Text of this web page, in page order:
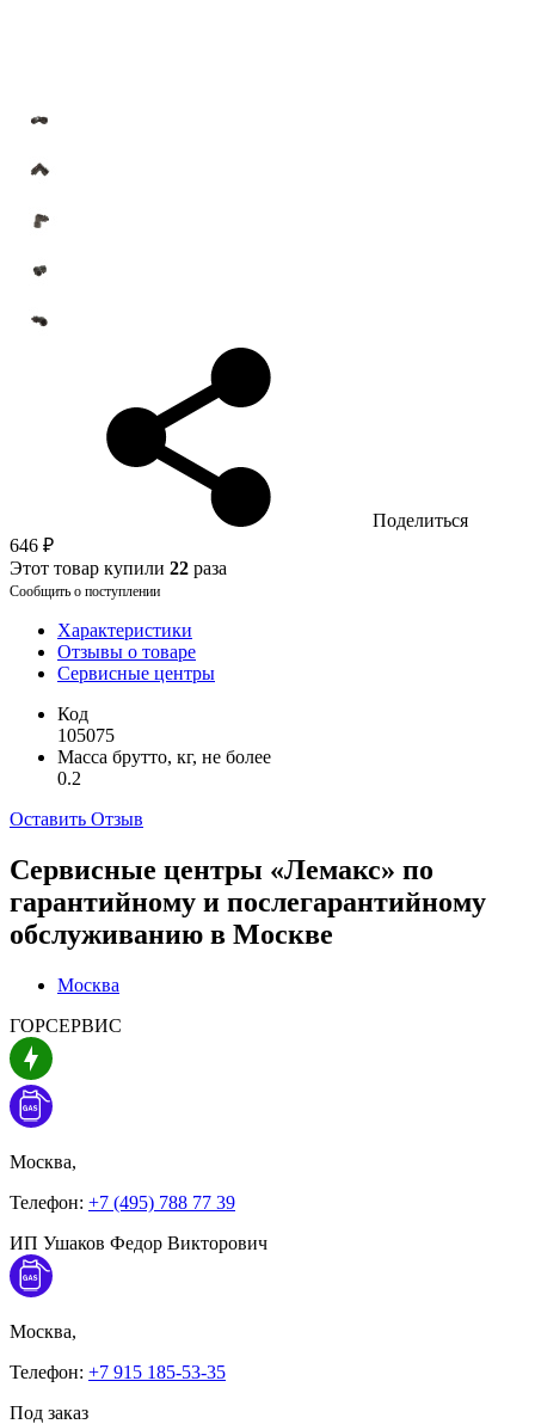
Поделиться
646 ₽
Этот товар купили 22 раза
Сообщить о поступлении
Характеристики
Отзывы о товаре
Сервисные центры
Код
105075
Масса брутто, кг, не более
0.2
Оставить Отзыв
Сервисные центры «Лемакс» по
гарантийному и послегарантийному
обслуживанию в Москве
Москва
ГОРСЕРВИС
Москва,
Телефон: +7 (495) 788 77 39
ИП Ушаков Федор Викторович
Москва,
Телефон: +7 915 185-53-35
Под заказ